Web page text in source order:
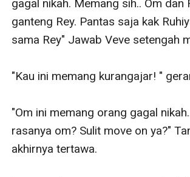
gagal nikah. Memang sih.. Om dan
ganteng Rey. Pantas saja kak
sama Rey" Jawab Veve setengah
"Kau ini memang kurangajar! "
"Om ini memang orang gagal
rasanya om? Sulit move on ya?"
akhirnya tertawa.